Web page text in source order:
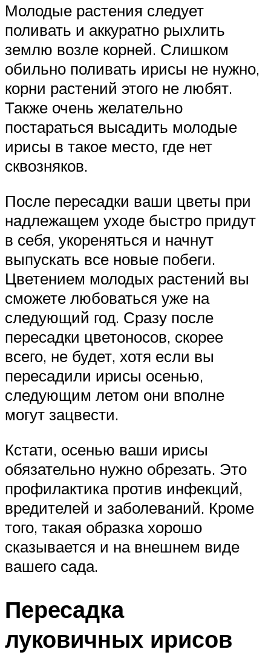
Молодые растения следует
поливать и аккуратно рыхлить
землю возле корней. Слишком
обильно поливать ирисы не нужно,
корни растений этого не любят.
Также очень желательно
постараться высадить молодые
ирисы в такое место, где нет
сквозняков.
После пересадки ваши цветы при
надлежащем уходе быстро придут
в себя, укореняться и начнут
выпускать все новые побеги.
Цветением молодых растений вы
сможете любоваться уже на
следующий год. Сразу после
пересадки цветоносов, скорее
всего, не будет, хотя если вы
пересадили ирисы осенью,
следующим летом они вполне
могут зацвести.
Кстати, осенью ваши ирисы
обязательно нужно обрезать. Это
профилактика против инфекций,
вредителей и заболеваний. Кроме
того, такая образка хорошо
сказывается и на внешнем виде
вашего сада.
Пересадка
луковичных ирисов